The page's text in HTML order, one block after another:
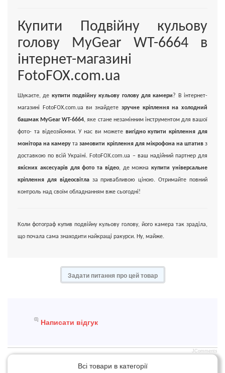
Купити Подвійну кульову
голову MyGear WT-6664 в
інтернет-магазині
FotoFOX.com.ua
Шукаєте, де купити подвійну кульову голову для камери? В інтернет-
магазині FotoFOX.com.ua ви знайдете зручне кріплення на холодний
башмак MyGear WT-6664, яке стане незамінним інструментом для вашої
фото- та відеозйомки. У нас ви можете вигідно купити кріплення для
монітора на камеру тазамовити кріплення для мікрофона на штативз
доставкою по всій Україні. FotoFOX.com.ua – ваш надійний партнер для
якісних аксесуарів для фото та відео, де можнакупити універсальне
кріплення для відеосвітлаза привабливою ціною. Отримайте повний
контроль над своїм обладнанням вже сьогодні!
Коли фотограф купив подвійну кульову голову, його камера так зраділа,
що почала сама знаходити найкращі ракурси. Ну, майже.
Задати питання про цей товар
Написати відгук
JComments
Всі товари в категорії